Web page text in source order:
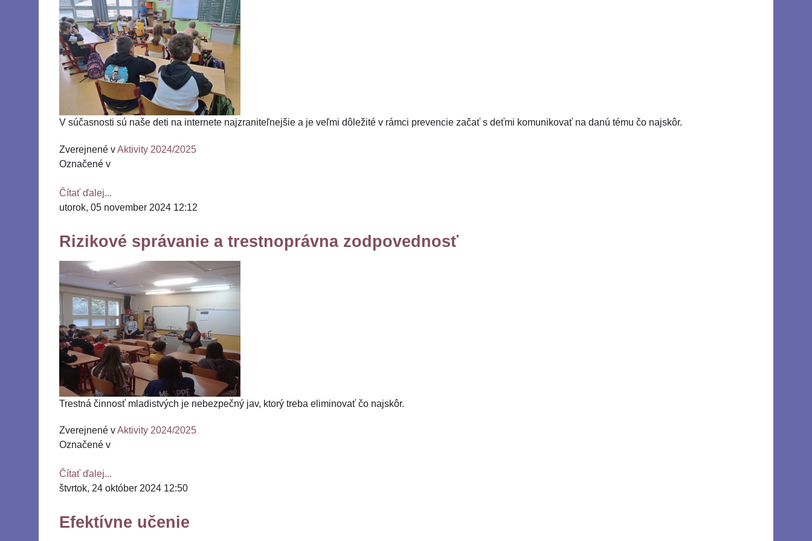
V súčasnosti sú naše deti na internete najzraniteľnejšie a je veľmi dôležité v rámci prevencie začať s deťmi komunikovať na danú tému čo najskôr.
Zverejnené vAktivity 2024/2025
Označené v
Čítať ďalej...
utorok, 05 november 2024 12:12
Rizikové správanie a trestnoprávna zodpovednosť
Trestná činnosť mladistvých je nebezpečný jav, ktorý treba eliminovať čo najskôr.
Zverejnené vAktivity 2024/2025
Označené v
Čítať ďalej...
štvrtok, 24 október 2024 12:50
Efektívne učenie